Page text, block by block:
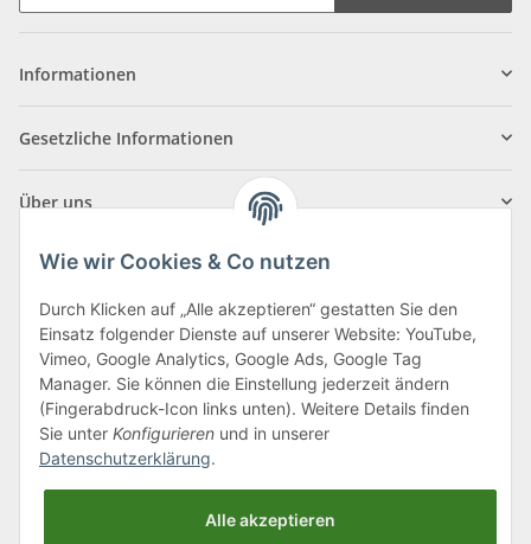
Informationen
Gesetzliche Informationen
Über uns
Klagenfurter Straße 29
9556 Liebenfels
Montag bis Donnerstag: 8:00 bis 16:30 Uhr
Freitag: 8:00 bis 12:00 Uhr
Tel.:0043 (0) 4262 50900
office@cncshop.at
Wie wir Cookies & Co nutzen
Durch Klicken auf „Alle akzeptieren“ gestatten Sie den
Einsatz folgender Dienste auf unserer Website: YouTube,
Vimeo, Google Analytics, Google Ads, Google Tag
Manager. Sie können die Einstellung jederzeit ändern
(Fingerabdruck-Icon links unten). Weitere Details finden
Sie unter Konfigurieren und in unserer
Datenschutzerklärung.
Alle akzeptieren